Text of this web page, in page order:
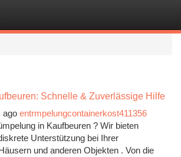
Schnelle & Zuverlässige Hilfe
ago entrmpelungcontainerkost411356
in Kaufbeuren ? Wir bieten
Unterstützung bei Ihrer
und anderen Objekten . Von die